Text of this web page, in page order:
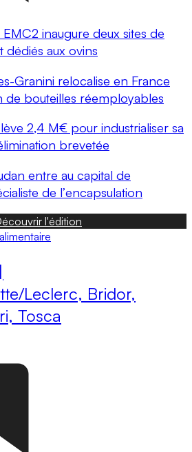
inaugure deux sites de
dédiés aux ovins
Granini relocalise en France
de bouteilles réemployables
2,4 M€ pour industrialiser sa
brevetée
entre au capital de
de l’encapsulation
l'édition
Leclerc, Bridor,
Tosca